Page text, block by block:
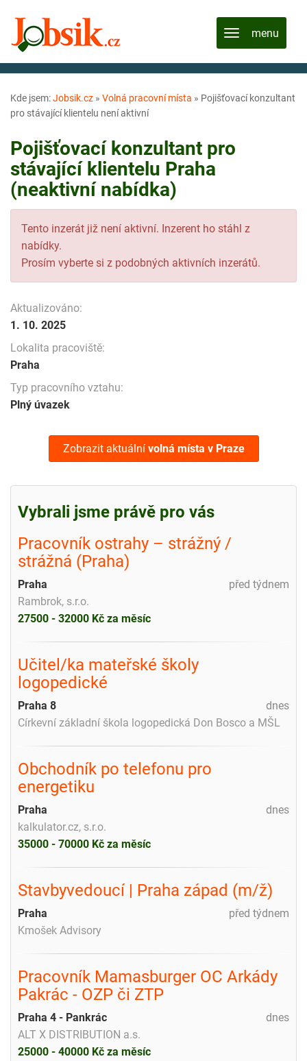
Kde jsem:Jobsik.cz » Volná pracovní místa » Pojišťovací konzultant
pro stávající klientelu není aktivní
Pojišťovací konzultant pro
stávající klientelu Praha
(neaktivní nabídka)
Tento inzerát již není aktivní. Inzerent ho stáhl z
nabídky.
Prosím vyberte si z podobných aktivních inzerátů.
Aktualizováno:
1. 10. 2025
Lokalita pracoviště:
Praha
Typ pracovního vztahu:
Plný úvazek
Zobrazit aktuální volná místa v Praze
Vybrali jsme právě pro vás
Pracovník ostrahy – strážný /
strážná (Praha)
před týdnem
Praha
Rambrok, s.r.o.
27500 - 32000 Kč za měsíc
Učitel/ka mateřské školy
logopedické
dnes
Praha 8
Církevní základní škola logopedická Don Bosco a MŠL
Obchodník po telefonu pro
energetiku
dnes
Praha
kalkulator.cz, s.r.o.
35000 - 70000 Kč za měsíc
Stavbyvedoucí | Praha západ (m/ž)
před týdnem
Praha
Kmošek Advisory
Pracovník Mamasburger OC Arkády
Pakrác - OZP či ZTP
dnes
Praha 4 - Pankrác
ALT X DISTRIBUTION a.s.
25000 - 40000 Kč za měsíc